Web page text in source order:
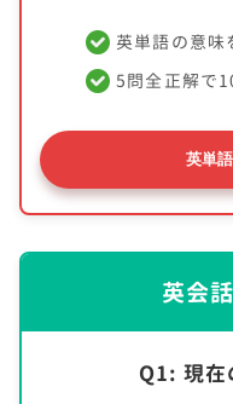
英単語の意味
5問全正解で
英単
英会
Q1: 現在